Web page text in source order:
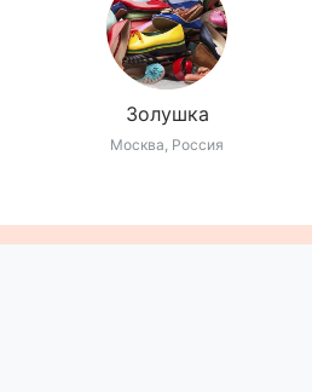
Золушка
Москва, Россия